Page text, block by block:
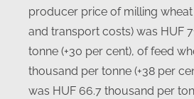
producer price of milling wheat
and transport costs) was HUF
tonne (+30 per cent), of feed
thousand per tonne (+38 per
was HUF 66.7 thousand per